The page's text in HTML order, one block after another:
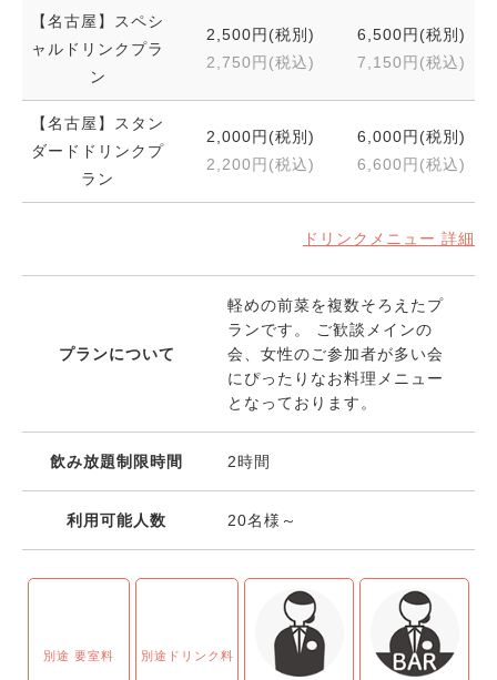
【名古屋】スペシ
ャルドリンクプラ
ン
2,500円(税別)
2,750円(税込)
6,500円(税別)
7,150円(税込)
【名古屋】スタン
ダードドリンクプ
ラン
2,000円(税別)
2,200円(税込)
6,000円(税別)
6,600円(税込)
ドリンクメニュー 詳細
プランについて
軽めの前菜を複数そろえたプ
ランです。 ご歓談メインの
会、女性のご参加者が多い会
にぴったりなお料理メニュー
となっております。
飲み放題制限時間 2時間
利用可能人数 20名様～
別途 要室料 別途ドリンク料